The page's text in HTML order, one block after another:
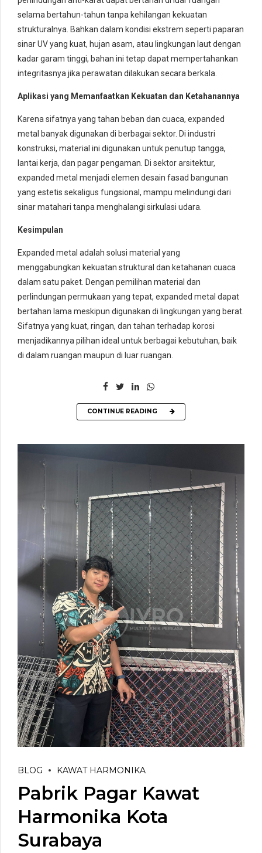
selama bertahun-tahun tanpa kehilangan kekuatan
strukturalnya. Bahkan dalam kondisi ekstrem seperti paparan
sinar UV yang kuat, hujan asam, atau lingkungan laut dengan
kadar garam tinggi, bahan ini tetap dapat mempertahankan
integritasnya jika perawatan dilakukan secara berkala.
Aplikasi yang Memanfaatkan Kekuatan dan Ketahanannya
Karena sifatnya yang tahan beban dan cuaca, expanded
metal banyak digunakan di berbagai sektor. Di industri
konstruksi, material ini digunakan untuk penutup tangga,
lantai kerja, dan pagar pengaman. Di sektor arsitektur,
expanded metal menjadi elemen desain fasad bangunan
yang estetis sekaligus fungsional, mampu melindungi dari
sinar matahari tanpa menghalangi sirkulasi udara.
Kesimpulan
Expanded metal adalah solusi material yang
menggabungkan kekuatan struktural dan ketahanan cuaca
dalam satu paket. Dengan pemilihan material dan
perlindungan permukaan yang tepat, expanded metal dapat
bertahan lama meskipun digunakan di lingkungan yang berat.
Sifatnya yang kuat, ringan, dan tahan terhadap korosi
menjadikannya pilihan ideal untuk berbagai kebutuhan, baik
di dalam ruangan maupun di luar ruangan.
CONTINUE READING
BLOG KAWAT HARMONIKA
Pabrik Pagar Kawat
Harmonika Kota
Surabaya